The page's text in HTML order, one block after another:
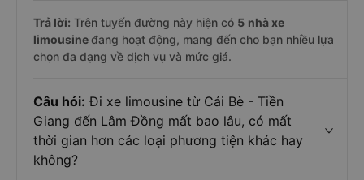
Trả lời: Trên tuyến đường này hiện có 5 nhà xe
limousineđang hoạt động, mang đến cho bạn nhiều lựa
chọn đa dạng về dịch vụ và mức giá.
Câu hỏi: Đi xe limousine từ Cái Bè - Tiền
Giang đến Lâm Đồng mất bao lâu, có mất
thời gian hơn các loại phương tiện khác hay
không?